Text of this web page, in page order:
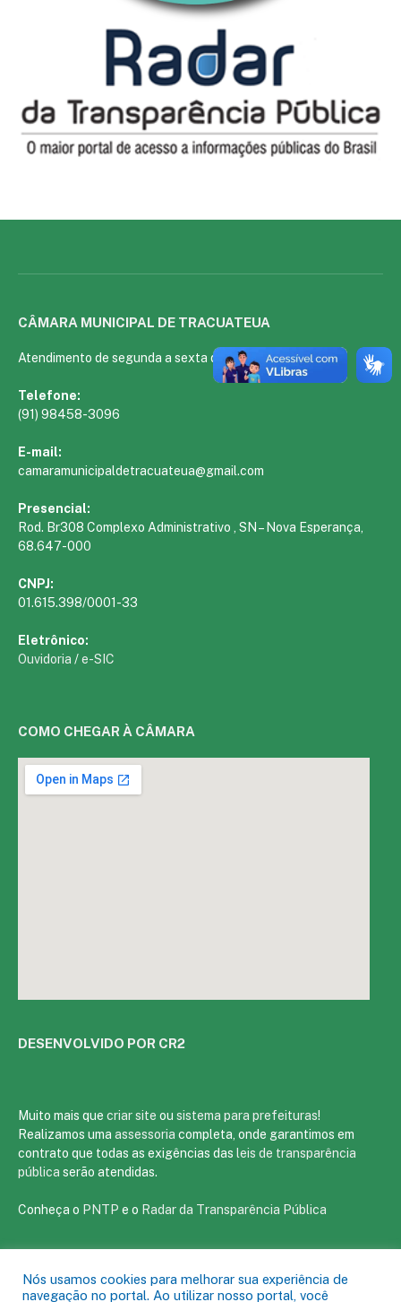
CÂMARA MUNICIPAL DE TRACUATEUA
Atendimento de segunda a sexta de 07:00hs às 13:00hs
Telefone:
(91) 98458-3096
E-mail:
camaramunicipaldetracuateua@gmail.com
Presencial:
Rod. Br308 Complexo Administrativo , SN – Nova Esperança,
68.647-000
CNPJ:
01.615.398/0001-33
Eletrônico:
Ouvidoria /e-SIC
COMO CHEGAR À CÂMARA
DESENVOLVIDO POR CR2
Muito mais que criar site ou sistema para prefeituras!
Realizamos uma assessoria completa, onde garantimos em
contrato que todas as exigências das leis de transparência
pública serão atendidas.
Conheça o PNTP e o Radar da Transparência Pública
Todos os direitos reservados a Câmara Municipal de Tracuateua
Nós usamos cookies para melhorar sua experiência de
navegação no portal. Ao utilizar nosso portal, você